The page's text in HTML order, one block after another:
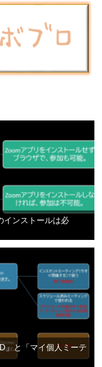
インストールは必
」と「マイ個人ミーテ